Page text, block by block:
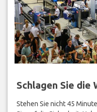
Schlagen Sie die
Stehen Sie nicht 45